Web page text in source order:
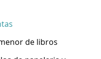
de libros